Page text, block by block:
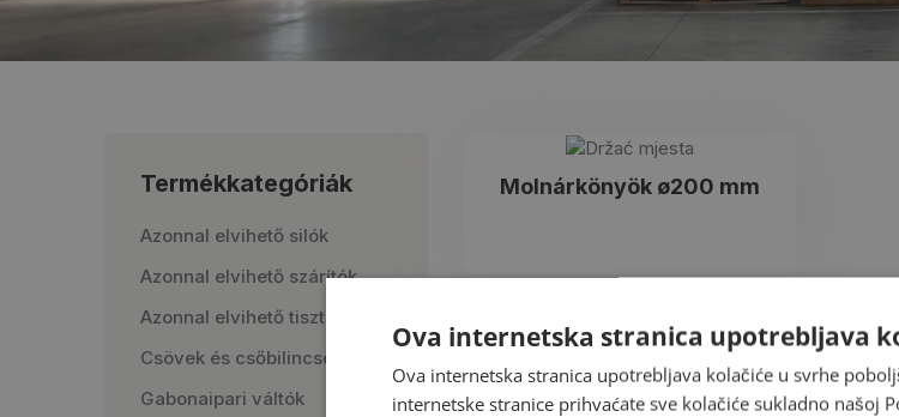
Termékkategóriák
Azonnal elvihető silók
Azonnal elvihető szárítók
Azonnal elvihető tisztítók
Csövek és csőbilincsek
Gabonaipari váltók
Molnárkönyök ø200 mm
Ova internetska stranica upotrebljava
Ova internetska stranica upotrebljava kolačiće u svrhe
internetske stranice prihvaćate sve kolačiće sukladno našoj